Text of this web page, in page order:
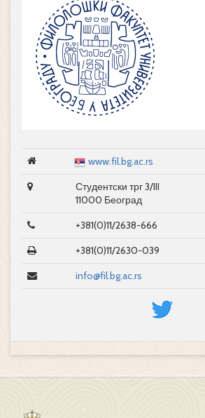
www.fil.bg.ac.rs
Студентски трг 3/III
11000 Београд
+381(0)11/2638-666
+381(0)11/2630-039
info@fil.bg.ac.rs